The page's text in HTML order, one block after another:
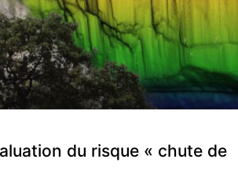
du risque « chute de